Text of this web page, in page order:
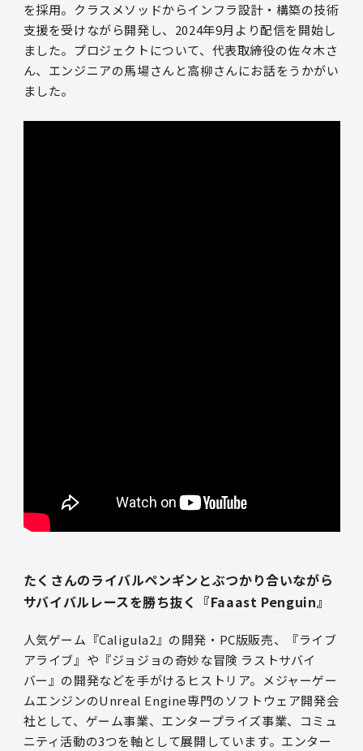
を採用。クラスメソッドからインフラ設計・構築の技術
支援を受けながら開発し、2024年9月より配信を開始し
ました。プロジェクトについて、代表取締役の佐々木さ
ん、エンジニアの馬場さんと高柳さんにお話をうかがい
ました。
たくさんのライバルペンギンとぶつかり合いながら
サバイバルレースを勝ち抜く『Faaast Penguin』
人気ゲーム『Caligula2』の開発・PC版販売、『ライブ
アライブ』や『ジョジョの奇妙な冒険 ラストサバイ
バー』の開発などを手がけるヒストリア。メジャーゲー
ムエンジンのUnreal Engine専門のソフトウェア開発会
社として、ゲーム事業、エンタープライズ事業、コミュ
ニティ活動の3つを軸として展開しています。エンター